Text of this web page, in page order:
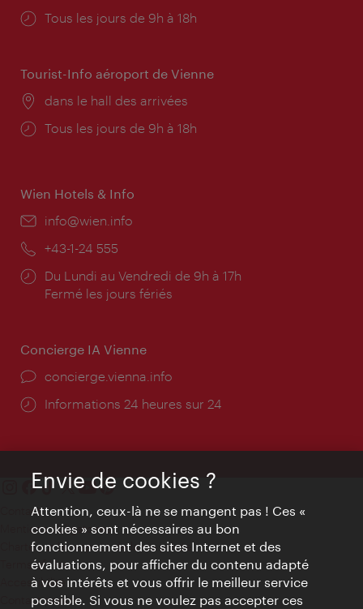
Horaires
Tous les jours de 9h à 18h
Tourist-Info aéroport de Vienne
Lieu:
dans le hall des arrivées
Horaires
Tous les jours de 9h à 18h
Wien Hotels & Info
E-
info@wien.info
Téléphone:
+43-1-24 555
Horaires
d'ouverture:
Du Lundi au Vendredi de 9h à 17h
Fermé les jours fériés
Concierge IA Vienne
Ort:
concierge.vienna.info
Öffnungszeiten:
Informations 24 heures sur 24
Contact
Mentions obligatoires
Charte sur le respect de la vie privée
Terms of Use
Accessibilité
Contact presse
Envie de cookies ?
Attention, ceux-là ne se mangent pas ! Ces «
cookies » sont nécessaires au bon
fonctionnement des sites Internet et des
évaluations, pour afficher du contenu adapté
à vos intérêts et vous offrir le meilleur service
possible. Si vous ne voulez pas accepter ces